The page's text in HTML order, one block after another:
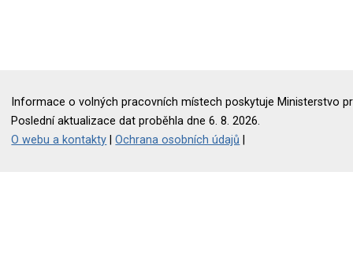
Informace o volných pracovních místech poskytuje Ministerstvo
Poslední aktualizace dat proběhla dne 6. 8. 2026.
O webu a kontakty |Ochrana osobních údajů